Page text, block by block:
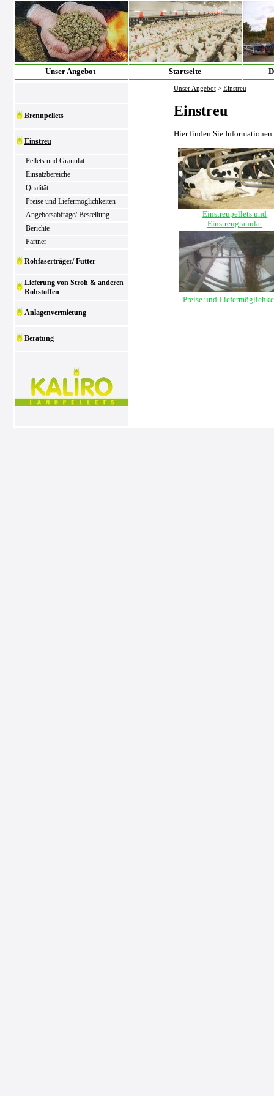
Unser Angebot Startseite
Brennpellets
Einstreu
Pellets und Granulat
Einsatzbereiche
Qualität
Preise und Liefermöglichkeiten
Angebotsabfrage/ Bestellung
Berichte
Partner
Rohfaserträger/ Futter
Lieferung von Stroh & anderen
Rohstoffen
Anlagenvermietung
Beratung
Unser Angebot > Einstreu
Einstreu
Hier finden Sie Informationen
Einstreupellets und
Einstreugranulat
Preise und